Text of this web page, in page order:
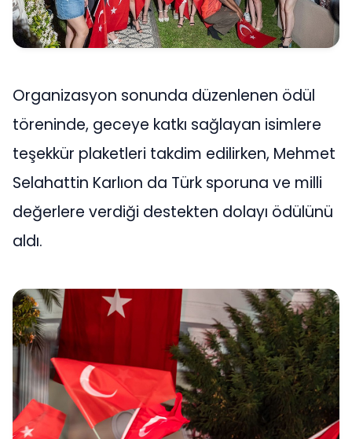
Organizasyon sonunda düzenlenen ödül
töreninde, geceye katkı sağlayan isimlere
teşekkür plaketleri takdim edilirken, Mehmet
Selahattin Karlıon da Türk sporuna ve milli
değerlere verdiği destekten dolayı ödülünü
aldı.